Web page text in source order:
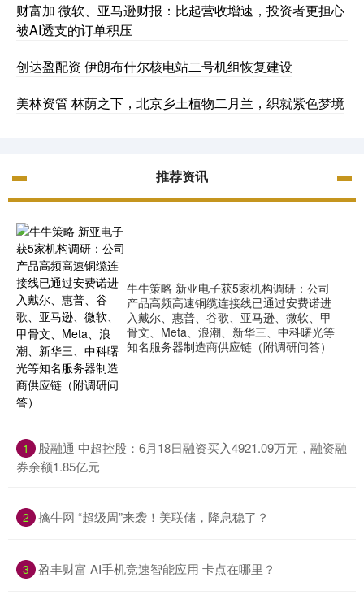
财富加 微软、亚马逊财报：比起营收增速，投资者更担心
被AI透支的订单积压
创达盈配资 伊朗布什尔核电站二号机组恢复建设
美林资管 林荫之下，北京乡土植物二月兰，织就紫色梦境
推荐资讯
牛牛策略 新亚电子获5家机构调研：公司
产品高频高速铜缆连接线已通过安费诺进
入戴尔、惠普、谷歌、亚马逊、微软、甲
骨文、Meta、浪潮、新华三、中科曙光等
知名服务器制造商供应链（附调研问答）
1
​股融通 中超控股：6月18日融资买入4921.09万元，融资融
券余额1.85亿元
2 ​擒牛网 “超级周”来袭！美联储，降息稳了？
3 ​盈丰财富 AI手机竞速智能应用 卡点在哪里？